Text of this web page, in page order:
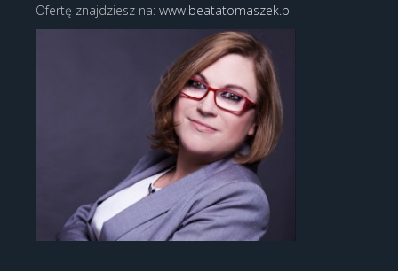
Ofertę znajdziesz na: www.beatatomaszek.pl